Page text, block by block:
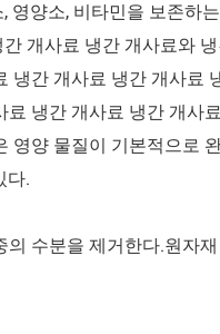
양소, 비타민을 보존하
개사료 냉간 개사료와
간 개사료 냉간 개사료
냉간 개사료 냉간 개사
영양 물질이 기본적으로
다.
수분을 제거한다.원자